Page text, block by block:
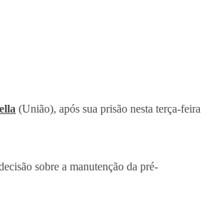
(União), após sua prisão nesta terça-feira
sobre a manutenção da pré-